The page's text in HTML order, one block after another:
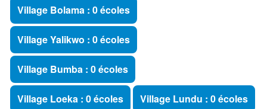
Village Bolama : 0 écoles
Village Yalikwo : 0 écoles
Village Bumba : 0 écoles
Village Loeka : 0 écoles Village Lundu : 0 écoles